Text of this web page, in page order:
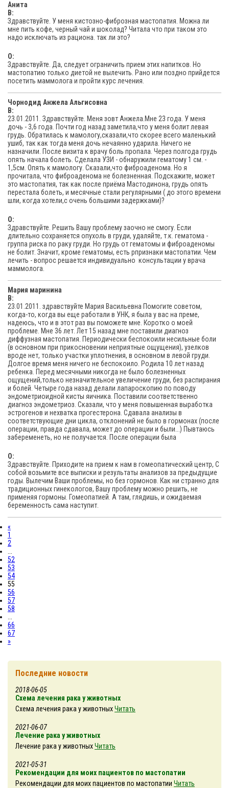
Анита
В:
Здравствуйте. У меня кистозно-фиброзная мастопатия. Можна ли
мне пить кофе, черный чай и шоколад? Читала что при таком это
надо исключать из рациона. так ли это?
O:
Здравствуйте. Да, следует ограничить прием этих напитков. Но
мастопатию только диетой не вылечить. Рано или поздно прийдется
посетить маммолога и пройти курс лечения.
Чорнодид Анжела Альгисовна
В:
23.01.2011. Здравствуйте. Меня зовт Анжела.Мне 23 года. У меня
дочь - 3,6 года. Почти год назад заметила,что у меня болит левая
грудь. Обратилась к мамологу,сказали,что скорее всего маленький
ушиб, так как тогда меня дочь нечаянно ударила. Ничего не
назначили. После визита к врачу боль пропала. Через полгода грудь
опять начала болеть. Сделала УЗИ - обнаружили гематому 1 см. -
1,5см. Опять к мамологу. Сказали,что фиброаденома. Но я
прочитала, что фиброаденома не болезненная. Подскажите, может
это мастопатия, так как после приёма Мастодинона, грудь опять
перестала болеть, и месячные стали регулярными ( до этого времени
шли, когда хотели,с очень большими задержками)?
O:
Здравствуйте. Решить Вашу проблему заочно не смогу. Если
длительно сохраняется опухоль в груди, удаляйте, т.к. гематома -
группа риска по раку груди. Но грудь от гематомы и фиброаденомы
не болит. Значит, кроме гематомы, есть рпризнаки мастопатии. Чем
лечить - вопрос решается индивидуально консультации у врача
маммолога.
Мария маринина
В:
23.01.2011. здравствуйте Мария Васильевна Помогите советом,
когда-то, когда вы еще работали в УНК, я была у вас на преме,
надеюсь, что и в этот раз вы поможете мне. Коротко о моей
проблеме. Мне 36 лет. Лет 15 назад мне поставили диагноз
диффузная мастопатия. Периодически беспокоили несильные боли
(в основном при прикосновении неприятные ощущения), узелков
вроде нет, только участки уплотнения, в основном в левой груди.
Долгое время меня ничего не беспокоило. Родила 10 лет назад
ребенка. Перед месячными никогда не было болезненных
ощущений,только незначительное увеличение груди, без распирания
и болей. Четыре года назад делали лапароскопию по поводу
эндометриоидной кисты яичника. Поставили соответственно
диагноз эндометриоз. Сказали, что у меня повышенная выработка
эстрогенов и нехватка прогестерона. Сдавала анализы в
соответствующие дни цикла, отклонений не было в гормонах (после
операции, правда сдавала, может до операции и были...) Пывтаюсь
забеременеть, но не получается. После операции была
O:
Здравствуйте. Приходите на прием к нам в гомеопатический центр, С
собой возьмите все выписки и результаты анализов за предыдущие
годы. Вылечим Ваши проблемы, но без гормонов. Как ни странно для
традиционных гинекологов, Вашу проблему можно решить, не
применяя гормоны. Гомеопатией. А там, глядишь, и ожидаемая
беременность сама наступит.
«
1
2
52
53
54
55
56
57
58
66
67
»
Последние новости
2018-06-05
Схема лечения рака у животных
Схема лечения рака у животныхЧитать
2021-06-07
Лечение рака у животных
Лечение рака у животныхЧитать
2021-05-31
Рекомендации для моих пациентов по мастопатии
Рекомендации для моих пациентов по мастопатии Читать